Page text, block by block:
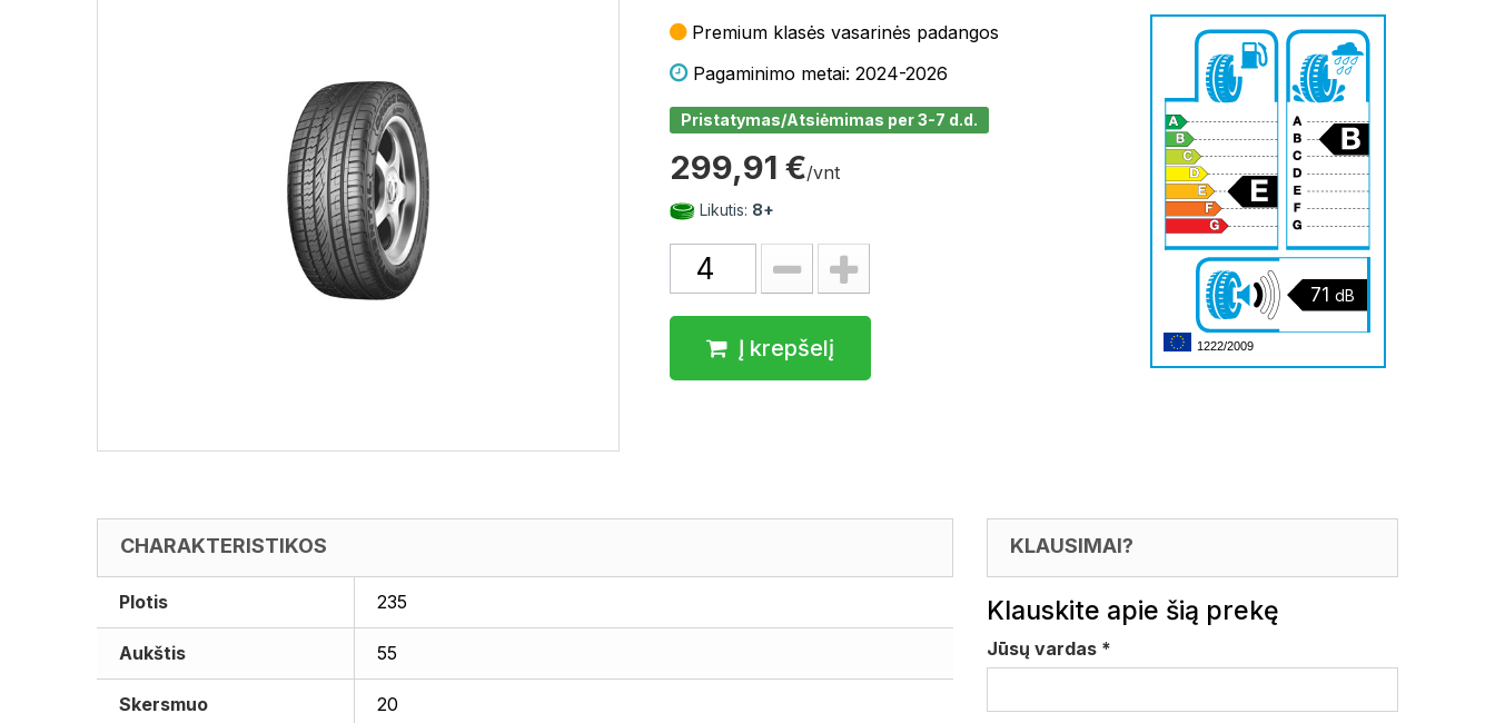
Premium klasės vasarinės padangos
Pagaminimo metai: 2024-2026
Pristatymas/Atsiėmimas per 3-7 d.d.
299,91 €/vnt
Likutis: 8+
Į krepšelį
71 dB
1222/2009
CHARAKTERISTIKOS
Plotis 235
Aukštis 55
Skersmuo 20
KLAUSIMAI?
Klauskite apie šią prekę
Jūsų vardas *